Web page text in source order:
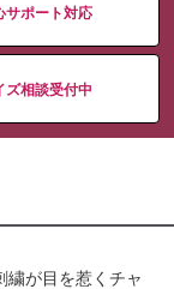
サポート対応
ズ相談受付中
繍が目を惹くチャ